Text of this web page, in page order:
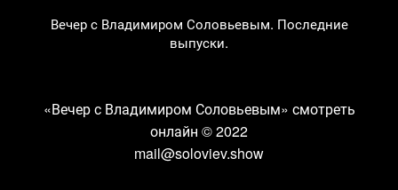
Вечер с Владимиром Соловьевым. Последние
выпуски.
«Вечер с Владимиром Соловьевым» смотреть
онлайн © 2022
mail@soloviev.show